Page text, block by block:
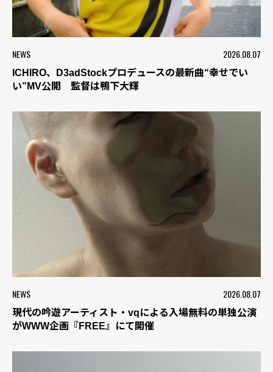
NEWS 2026.08.07
ICHIRO、D3adStockプロデュースの最新曲“幸せでい
い”MV公開 監督は鴨下大輝
NEWS 2026.08.07
現代の吟遊アーティスト・vqによる入場無料の単独公演
がWWW企画『FREE』にて開催